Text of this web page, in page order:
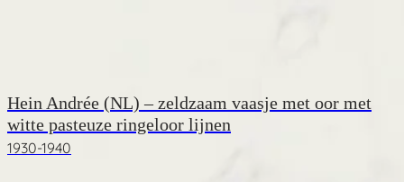
Hein Andrée (NL) – zeldzaam vaasje met oor met
witte pasteuze ringeloor lijnen
1930-1940